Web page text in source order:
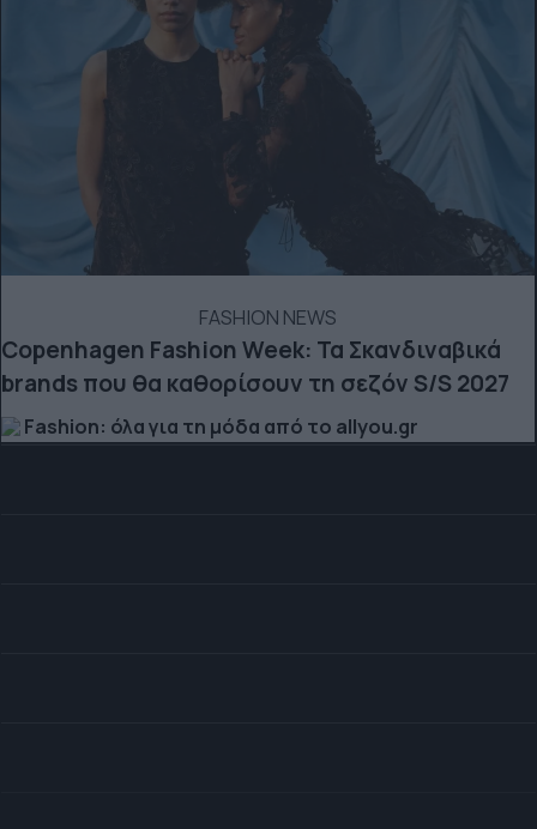
FASHION NEWS
Copenhagen Fashion Week: Τα Σκανδιναβικά
brands που θα καθορίσουν τη σεζόν S/S 2027
Fashion: όλα για τη μόδα από το allyou.gr